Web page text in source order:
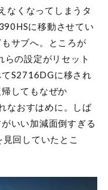
なくなってしまうタ
に移動させてい
サブへ。ところが
らの設定がリセット
S2716DGに移され
してもなぜか
なおすはめに。しば
いい加減面倒すぎる
回していたとこ